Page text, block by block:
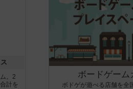
。2
計を
ボードゲーム
ボドゲが遊べる店舗を全